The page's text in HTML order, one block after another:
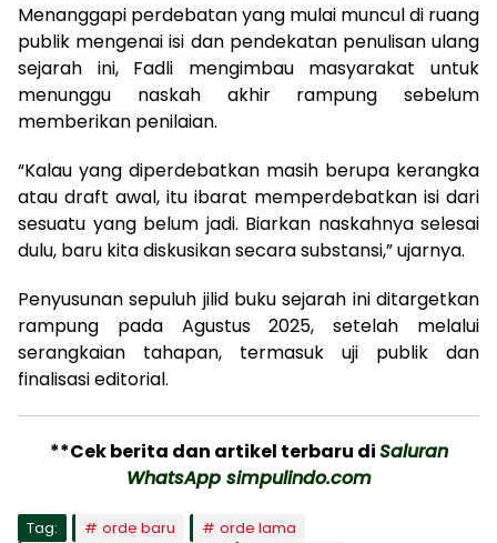
Menanggapi perdebatan yang mulai muncul di ruang
publik mengenai isi dan pendekatan penulisan ulang
sejarah ini, Fadli mengimbau masyarakat untuk
menunggu naskah akhir rampung sebelum
memberikan penilaian.
“Kalau yang diperdebatkan masih berupa kerangka
atau draft awal, itu ibarat memperdebatkan isi dari
sesuatu yang belum jadi. Biarkan naskahnya selesai
dulu, baru kita diskusikan secara substansi,” ujarnya.
Penyusunan sepuluh jilid buku sejarah ini ditargetkan
rampung pada Agustus 2025, setelah melalui
serangkaian tahapan, termasuk uji publik dan
finalisasi editorial.
**Cek berita dan artikel terbaru diSaluran
WhatsApp simpulindo.com
Tag: orde baru
orde lama